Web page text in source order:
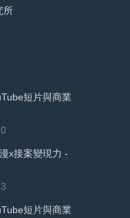
所
短片與商業
x接案變現力 -
短片與商業